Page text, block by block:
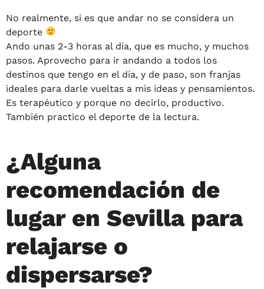
No realmente, si es que andar no se considera un
deporte
Ando unas 2-3 horas al día, que es mucho, y muchos
pasos. Aprovecho para ir andando a todos los
destinos que tengo en el día, y de paso, son franjas
ideales para darle vueltas a mis ideas y pensamientos.
Es terapéutico y porque no decirlo, productivo.
También practico el deporte de la lectura.
¿Alguna
recomendación de
lugar en Sevilla para
relajarse o
dispersarse?